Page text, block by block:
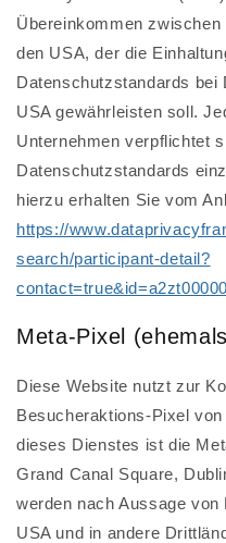
Übereinkommen
den USA, der die
Datenschutzstandards bei
USA gewährleisten soll.
Unternehmen verpflichtet
Datenschutzstandards
hierzu erhalten Sie vom
https://
search/participant-detail?
Meta-Pixel
Diese Website nutzt zur
Besucheraktions-Pixel
dieses Dienstes ist die
Grand Canal Square,
werden nach Aussage
USA und in andere